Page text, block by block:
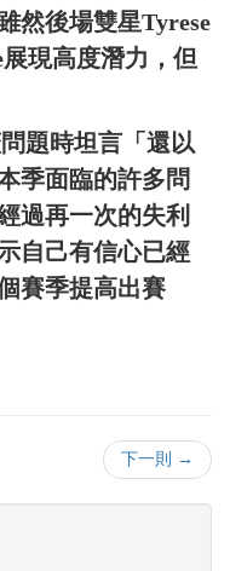
然後場雙星Tyrese
現高度潛力，但
題時坦言「還以
季面臨的許多問
過再一次的失利
自己有信心已經
賽季提高出賽
下一則 →